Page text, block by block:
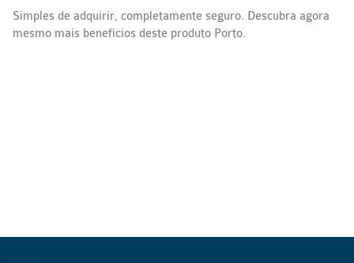
Simples de adquirir, completamente seguro. Descubra agora
mesmo mais benefícios deste produto Porto.